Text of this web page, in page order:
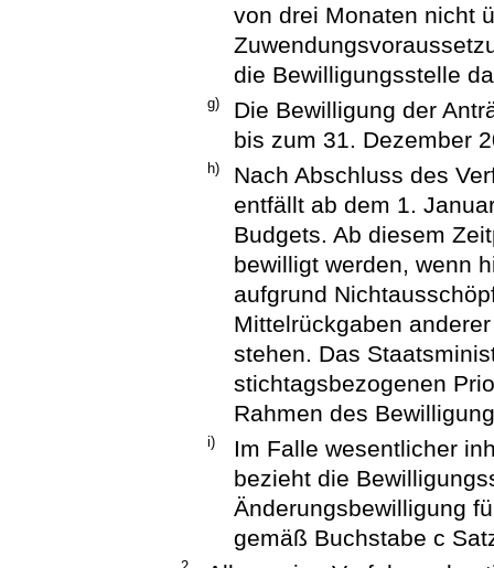
von drei Monaten nicht
die Bewilligungsstelle
g)
Die Bewilligung der
bis zum 31. Dezember
h)
Nach Abschluss des
entfällt ab dem 1.
Budgets. Ab diesem
bewilligt werden, wenn
aufgrund
Mittelrückgaben
stehen. Das
stichtagsbezogenen
Rahmen des
i)
Im Falle wesentlicher
bezieht die
Änderungsbewilligung
gemäß Buchstabe c